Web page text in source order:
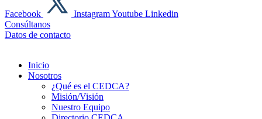
Facebook InstagramYoutube Linkedin
Consúltanos
Datos de contacto
Inicio
Nosotros
¿Qué es el CEDCA?
Misión/Visión
Nuestro Equipo